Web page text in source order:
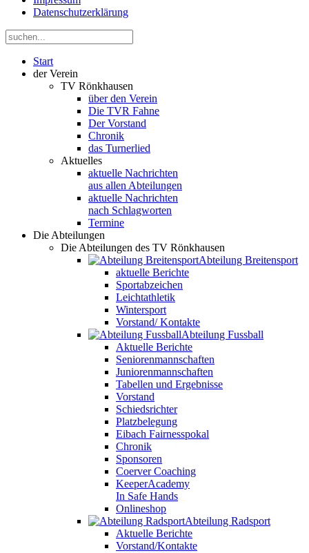
Datenschutzerklärung
Start
der Verein
TV Rönkhausen
über den Verein
Die TVR Fahne
Der Vorstand
Chronik
das Turnerlied
Aktuelles
aktuelle Nachrichten
aus allen Abteilungen
aktuelle Nachrichten
nach Schlagworten
Termine
Die Abteilungen
Die Abteilungen des TV Rönkhausen
Abteilung Breitensport
aktuelle Berichte
Sportabzeichen
Leichtathletik
Wintersport
Vorstand/ Kontakte
Abteilung Fussball
Aktuelle Berichte
Seniorenmannschaften
Juniorenmannschaften
Tabellen und Ergebnisse
Vorstand
Schiedsrichter
Platzbelegung
Eibach Fairnesspokal
Chronik
Sponsoren
Coerver Coaching
KeeperAcademy
In Safe Hands
Onlineshop
Abteilung Radsport
Aktuelle Berichte
Vorstand/Kontakte